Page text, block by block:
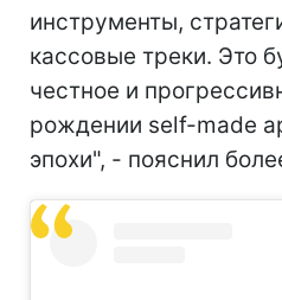
инструменты,
кассовые треки. Это
честное и
рождении self-made
эпохи", - пояснил